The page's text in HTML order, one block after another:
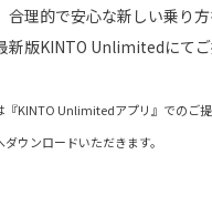
合理的で安心な新しい乗り
新版KINTO Unlimitedにてご
KINTO Unlimitedアプリ』でのご
ウンロードいただきます。